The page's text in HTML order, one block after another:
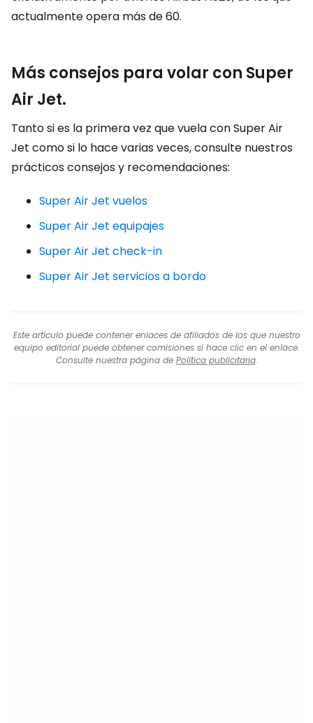
actualmente opera más de 60.
Más consejos para volar con Super
Air Jet.
Tanto si es la primera vez que vuela con Super Air
Jet como si lo hace varias veces, consulte nuestros
prácticos consejos y recomendaciones:
Super Air Jet vuelos
Super Air Jet equipajes
Super Air Jet check-in
Super Air Jet servicios a bordo
Este artículo puede contener enlaces de afiliados de los que nuestro
equipo editorial puede obtener comisiones si hace clic en el enlace.
Consulte nuestra página de Política publicitaria.